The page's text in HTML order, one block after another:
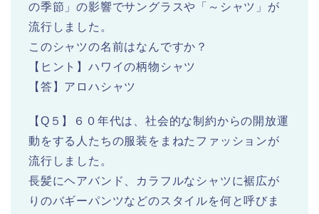
の季節」の影響でサングラスや「～シャツ」が
流行しました。
このシャツの名前はなんですか？
【ヒント】ハワイの柄物シャツ
【答】アロハシャツ
【Q５】６０年代は、社会的な制約からの開放運
動をする人たちの服装をまねたファッションが
流行しました。
長髪にヘアバンド、カラフルなシャツに裾広が
りのバギーパンツなどのスタイルを何と呼びま